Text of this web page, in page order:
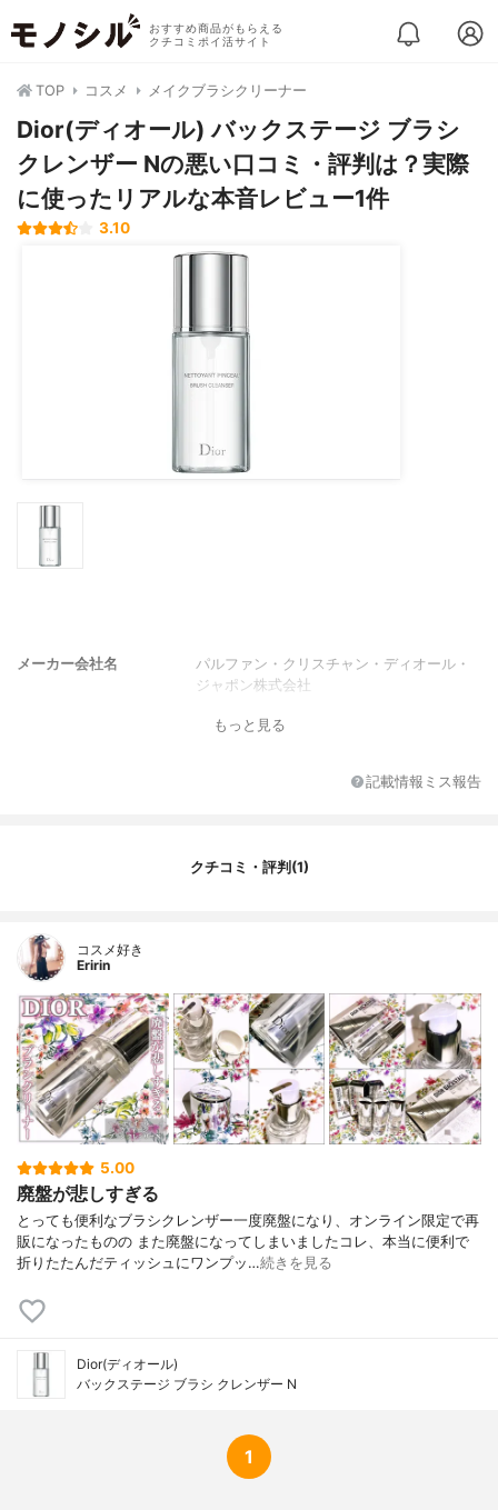
おすすめ商品がもらえる
クチコミポイ活サイト
TOP コスメ メイクブラシクリーナー
Dior(ディオール) バックステージ ブラシ
クレンザー Nの悪い口コミ・評判は？実際
に使ったリアルな本音レビュー1件
3.10
メーカー会社名
パルファン・クリスチャン・ディオール・
ジャポン株式会社
もっと見る
記載情報ミス報告
クチコミ・評判(1)
コスメ好き
Eririn
5.00
廃盤が悲しすぎる
とっても便利なブラシクレンザー一度廃盤になり、オンライン限定で再
販になったものの また廃盤になってしまいましたコレ、本当に便利で
折りたたんだティッシュにワンプッ…続きを見る
Dior(ディオール)
バックステージ ブラシ クレンザー N
1